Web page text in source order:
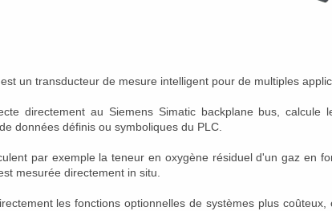
un transducteur de mesure intelligent pour de multiples
directement au Siemens Simatic backplane bus,
données définis ou symboliques du PLC.
par exemple la teneur en oxygène résiduel d'un gaz en
mesurée directement in situ.
les fonctions optionnelles de systèmes plus